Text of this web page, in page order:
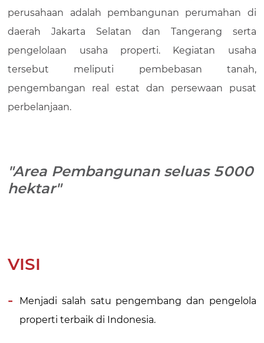
perusahaan adalah pembangunan perumahan di
daerah Jakarta Selatan dan Tangerang serta
pengelolaan usaha properti. Kegiatan usaha
tersebut meliputi pembebasan tanah,
pengembangan real estat dan persewaan pusat
perbelanjaan.
"Area Pembangunan seluas 5000
hektar"
VISI
Menjadi salah satu pengembang dan pengelola
properti terbaik di Indonesia.